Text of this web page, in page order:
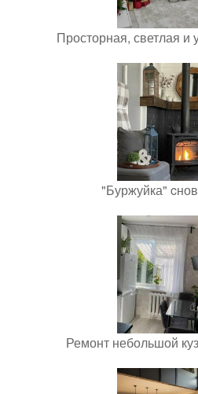
Просторная, светлая и
"Буржуйка"
Ремонт небольшой